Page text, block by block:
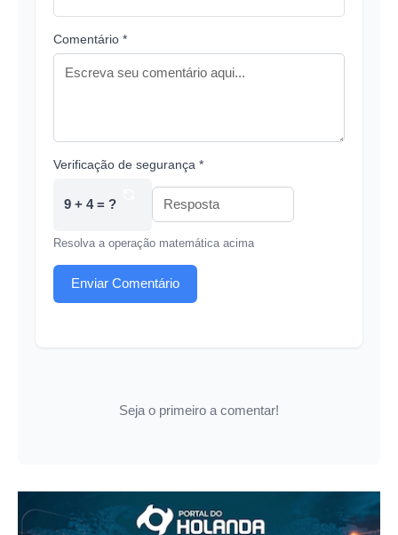
Comentário *
Verificação de segurança *
9 + 4 = ?
Resolva a operação matemática acima
Enviar Comentário
Seja o primeiro a comentar!